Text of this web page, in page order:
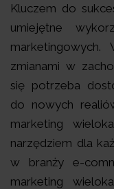
Kluczem do
umiejętne
zmianami w
się potrzeba
do nowych
marketing
narzędziem dla
w branży e-
marketing